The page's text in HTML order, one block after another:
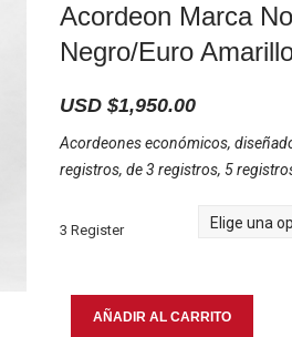
Acordeon Marca
Negro/Euro
USD $1,950.00
Acordeones económicos,
registros, de 3 registros, 5
3 Register
Acordeon
AÑADIR AL CARRITO